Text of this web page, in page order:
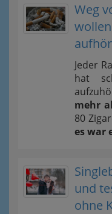
Weg
Jeder
hat
mehr
80
es war
und
ohne